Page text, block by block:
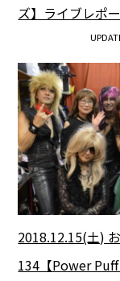
ズ】ライブレポ
2018.12.15(土)
134【Power